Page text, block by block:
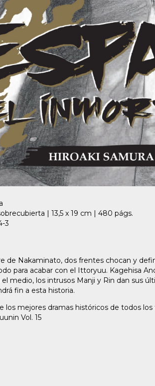
| 13,5 x 19 cm | 480 págs.
3
de Nakaminato, dos frentes chocan y
para acabar con el Ittoryuu. Kagehisa
el medio, los intrusos Manji y Rin dan sus
fin a esta historia.
los mejores dramas históricos de todos
Vol. 15